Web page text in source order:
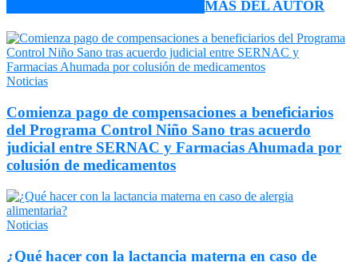
MÁS DEL AUTOR
Noticias
Comienza pago de compensaciones a beneficiarios
del Programa Control Niño Sano tras acuerdo
judicial entre SERNAC y Farmacias Ahumada por
colusión de medicamentos
Noticias
¿Qué hacer con la lactancia materna en caso de